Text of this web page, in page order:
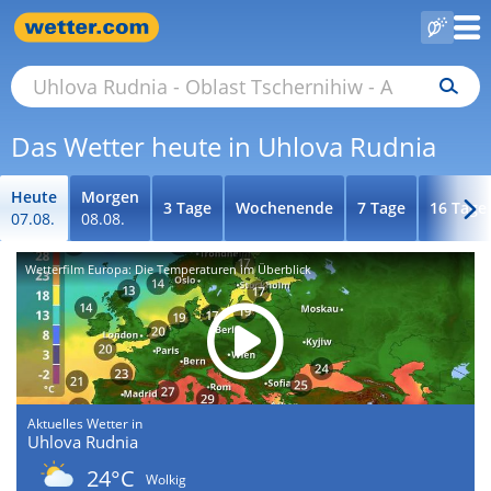
Das Wetter heute in Uhlova Rudnia
Heute
07.08.
Morgen
08.08.
3 Tage Wochenende 7 Tage 16 Tage
Wetterfilm Europa: Die Temperaturen im Überblick
Aktuelles Wetter in
Uhlova Rudnia
24°C
Wolkig